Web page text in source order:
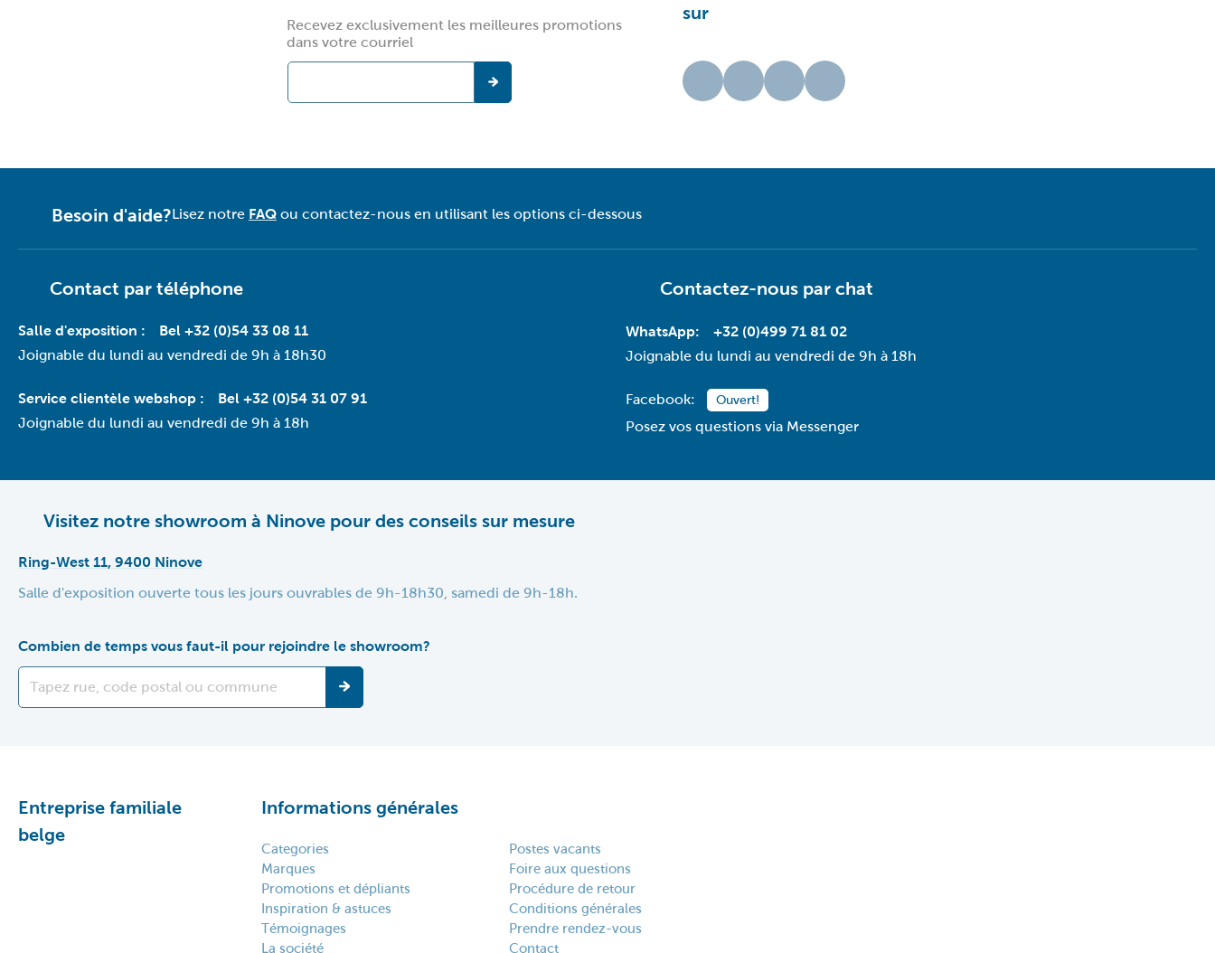
Recevez exclusivement les meilleures promotions
dans votre courriel
sur
Besoin d'aide?Lisez notre FAQ ou contactez-nous en utilisant les options ci-dessous
Contact par téléphone
Salle d'exposition :
Bel +32 (0)54 33 08 11
Joignable du lundi au vendredi de 9h à 18h30
Service clientèle webshop :
Bel +32 (0)54 31 07 91
Joignable du lundi au vendredi de 9h à 18h
Contactez-nous par chat
WhatsApp:
+32 (0)499 71 81 02
Joignable du lundi au vendredi de 9h à 18h
Facebook: Ouvert!
Posez vos questions via Messenger
Visitez notre showroom à Ninove pour des conseils sur mesure
Ring-West 11, 9400 Ninove
Salle d'exposition ouverte tous les jours ouvrables de 9h-18h30, samedi de 9h-18h.
Combien de temps vous faut-il pour rejoindre le showroom?
Entreprise familiale
belge
Informations générales
Categories
Marques
Promotions et dépliants
Inspiration & astuces
Témoignages
La société
Postes vacants
Foire aux questions
Procédure de retour
Conditions générales
Prendre rendez-vous
Contact